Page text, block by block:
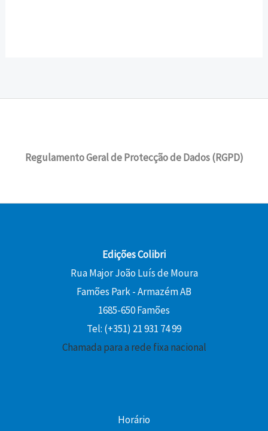
Regulamento Geral de Protecção de Dados (RGPD)
Edições Colibri
Rua Major João Luís de Moura
Famões Park - Armazém AB
1685-650 Famões
Tel: (+351) 21 931 74 99
Chamada para a rede fixa nacional
Horário